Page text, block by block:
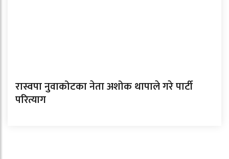
रास्वपा नुवाकोटका नेता अशोक थापाले गरे पार्टी
परित्याग